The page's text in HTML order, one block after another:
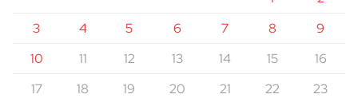
3
4 5 6 7 8
9
10
11 12 13 14 15
16
17
18 19 20 21 22
23